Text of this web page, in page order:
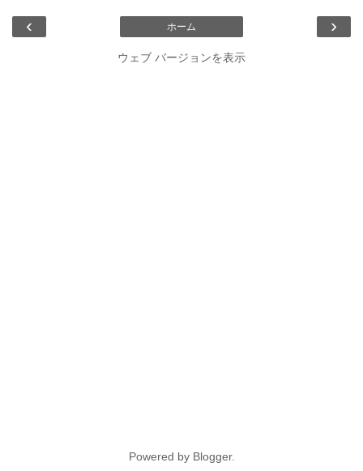
‹ ›
ホーム
ウェブ バージョンを表示
Powered by Blogger.